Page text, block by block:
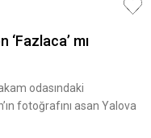
mı
odasındaki
fotoğrafını asan Yalova